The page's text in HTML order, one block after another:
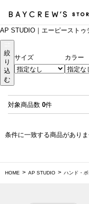
AP STUDIO｜エーピーストゥ
絞
り
込
む
サイズ カラー
対象商品数 0件
条件に一致する商品があり
HOME AP STUDIO ハンド・